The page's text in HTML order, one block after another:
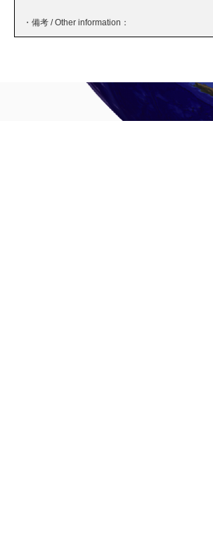
・備考 / Other information：